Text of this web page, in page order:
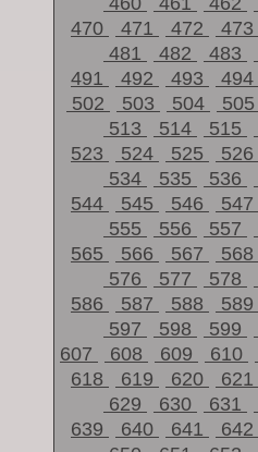
470
471 472 473
481
482 483
491
492 493 494
502
503 504 505
513
514 515
523
524 525 526
534
535 536
544
545 546 547
555
556 557
565
566 567 568
576
577 578
586
587 588 589
597
598 599
607
608 609 610
618
619 620 621
629
630 631
639
640 641 642